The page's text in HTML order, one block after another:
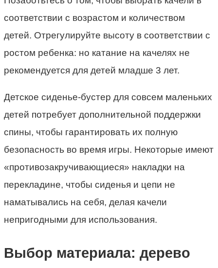
соответствии с возрастом и количеством
детей. Отрегулируйте высоту в соответствии с
ростом ребенка: но катание на качелях не
рекомендуется для детей младше 3 лет.
Детское сиденье-бустер для совсем маленьких
детей потребует дополнительной поддержки
спины, чтобы гарантировать их полную
безопасность во время игры. Некоторые имеют
«противозакручивающиеся» накладки на
перекладине, чтобы сиденья и цепи не
наматывались на себя, делая качели
непригодными для использования.
Выбор материала: дерево